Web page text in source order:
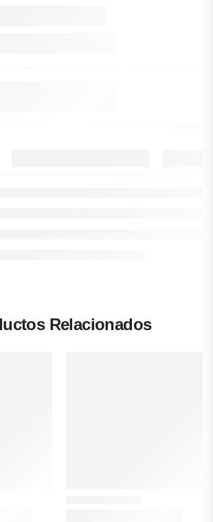
Relacionados